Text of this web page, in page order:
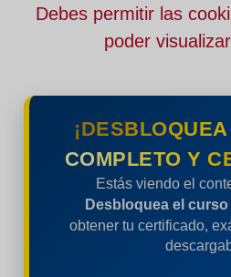
Debes permitir las
poder
COMPLETO Y
Estás viendo el
Desbloquea el
obtener tu certificado,